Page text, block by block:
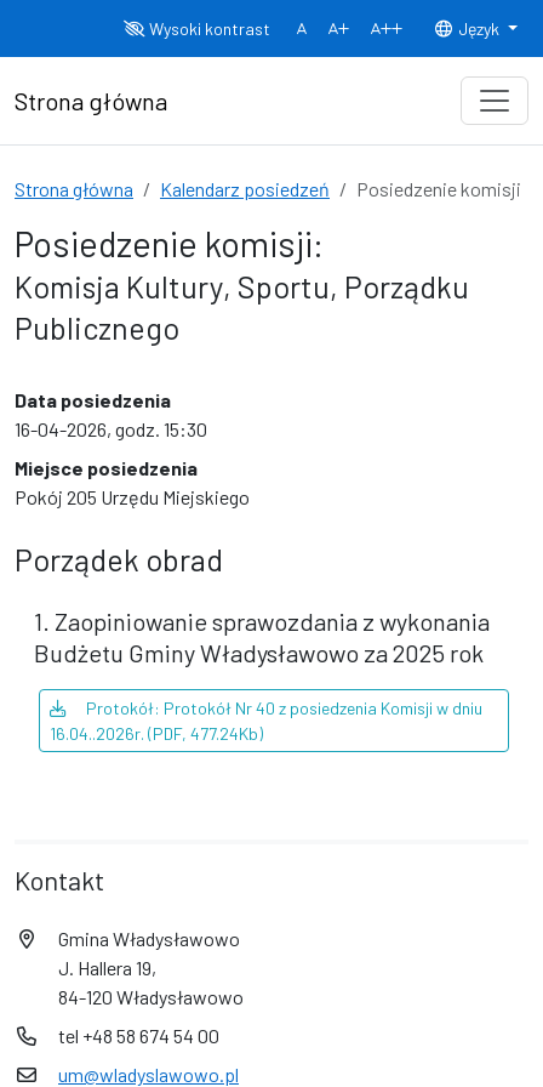
Wysoki kontrast
Normalny rozmiar czcionki
Rozmiar czcionki 150% Rozmiar
Język
Strona główna
Strona główna Kalendarz posiedzeń Posiedzenie komisji
Posiedzenie komisji:
Komisja Kultury, Sportu, Porządku
Publicznego
Data posiedzenia
16-04-2026, godz. 15:30
Miejsce posiedzenia
Pokój 205 Urzędu Miejskiego
Porządek obrad
1. Zaopiniowanie sprawozdania z wykonania
Budżetu Gminy Władysławowo za 2025 rok
Protokół: Protokół Nr 40 z posiedzenia Komisji w dniu
16.04..2026r. (PDF, 477.24Kb)
Kontakt
Gmina Władysławowo
J. Hallera 19,
84-120 Władysławowo
tel +48 58 674 54 00
um@wladyslawowo.pl